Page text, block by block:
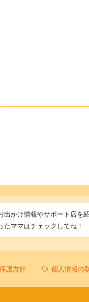
出かけ情報やサポート店を
たママはチェックしてね！
護方針 個人情報の